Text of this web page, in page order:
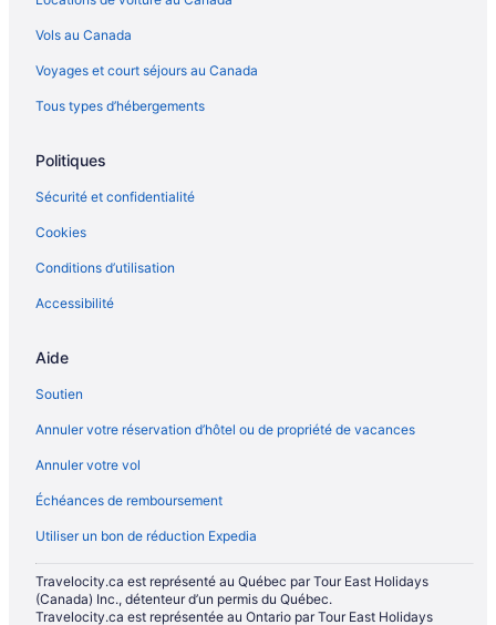
Dead Man's Flats – Condos
Dead Man's Flats – Appartements
Dead Man's Flats – Chalets
Hôtels acceptant les animaux – Dead Man's Flats
Ghost Lake – Chaumières
Harvie Heights – Chalets rustiques
Johnston Canyon – Gîtes
Johnston Canyon – Hôtels
Jumping Pound – Hôtels
Lac Louise – Cabanes dans les arbres
Lac Louise – Chalets rustiques
Lac Louise – Chalets
Lac Louise – Chaumières
Hôtels acceptant les animaux – Lac Louise
Hôtels pour les familles – Lac Louise
Hôtels abordables – Lac Louise
Vols au Canada
Voyages et court séjours au Canada
Tous types d’hébergements
Politiques
Sécurité et confidentialité
Cookies
Conditions d’utilisation
Accessibilité
Aide
Soutien
Annuler votre réservation d’hôtel ou de propriété de vacances
Annuler votre vol
Échéances de remboursement
Utiliser un bon de réduction Expedia
Travelocity.ca est représenté au Québec par Tour East Holidays
(Canada) Inc., détenteur d’un permis du Québec.
Travelocity.ca est représentée au Ontario par Tour East Holidays